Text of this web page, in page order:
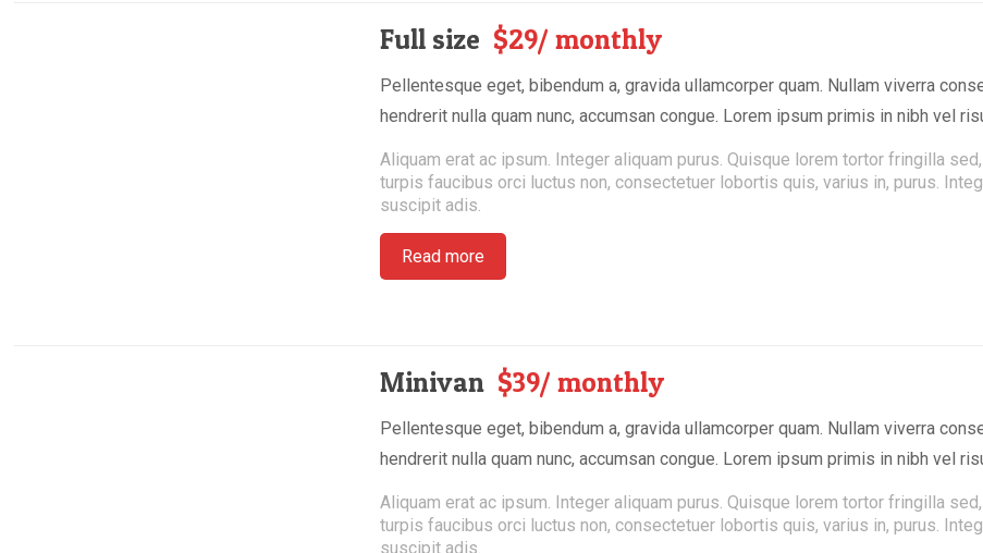
Full size $29/ monthly
Pellentesque eget, bibendum a, gravida ullamcorper quam. Nullam viverra
hendrerit nulla quam nunc, accumsan congue. Lorem ipsum primis in nibh vel
Aliquam erat ac ipsum. Integer aliquam purus. Quisque lorem tortor fringilla
turpis faucibus orci luctus non, consectetuer lobortis quis, varius in, purus.
suscipit adis.
Read more
Minivan $39/ monthly
Pellentesque eget, bibendum a, gravida ullamcorper quam. Nullam viverra
hendrerit nulla quam nunc, accumsan congue. Lorem ipsum primis in nibh vel
Aliquam erat ac ipsum. Integer aliquam purus. Quisque lorem tortor fringilla
turpis faucibus orci luctus non, consectetuer lobortis quis, varius in, purus.
suscipit adis.